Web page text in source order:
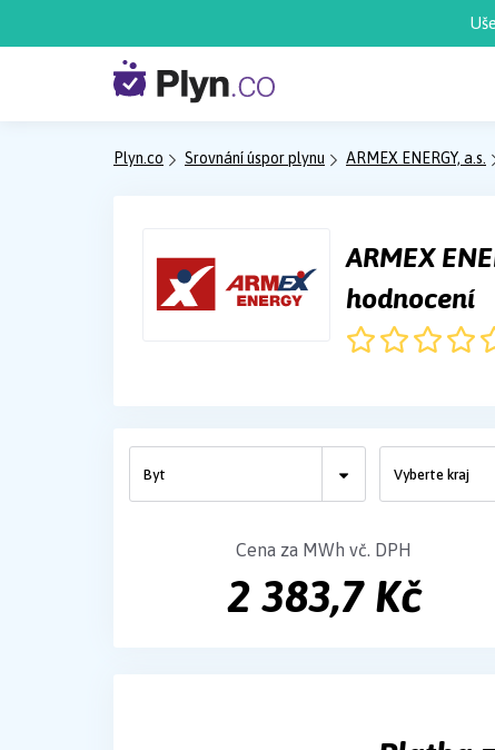
Plyn.co Srovnání úspor plynu ARMEX ENERGY, a.s.
ARMEX
hodnocení
Cena za MWh vč. DPH
2 383,7 Kč